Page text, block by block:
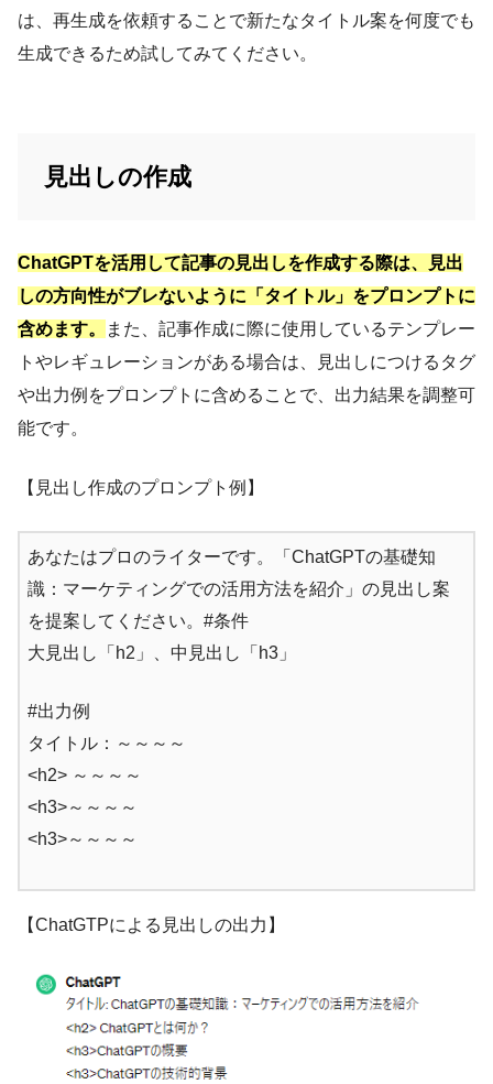
は、再生成を依頼することで新たなタイトル案を何度でも
生成できるため試してみてください。
見出しの作成
ChatGPTを活用して記事の見出しを作成する際は、見出
しの方向性がブレないように「タイトル」をプロンプトに
含めます。
また、記事作成に際に使用しているテンプレー
トやレギュレーションがある場合は、見出しにつけるタグ
や出力例をプロンプトに含めることで、出力結果を調整可
能です。
【見出し作成のプロンプト例】
あなたはプロのライターです。「ChatGPTの基礎知
識：マーケティングでの活用方法を紹介」の見出し案
を提案してください。#条件
大見出し「h2」、中見出し「h3」
#出力例
タイトル：～～～～
<h2> ～～～～
<h3>～～～～
<h3>～～～～
【ChatGTPによる見出しの出力】